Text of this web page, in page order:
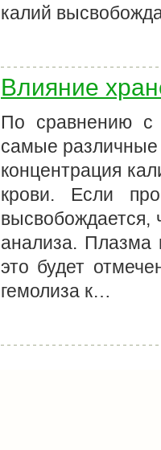
калий
Влияние
По сравнению с
самые различные
концентрация
крови. Если
высвобождается,
анализа. Плазма
это будет
гемолиза к…